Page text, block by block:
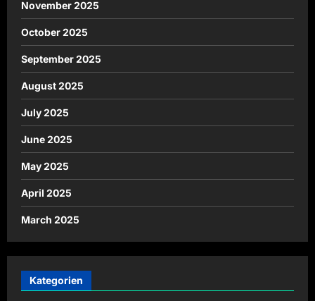
November 2025
October 2025
September 2025
August 2025
July 2025
June 2025
May 2025
April 2025
March 2025
Kategorien